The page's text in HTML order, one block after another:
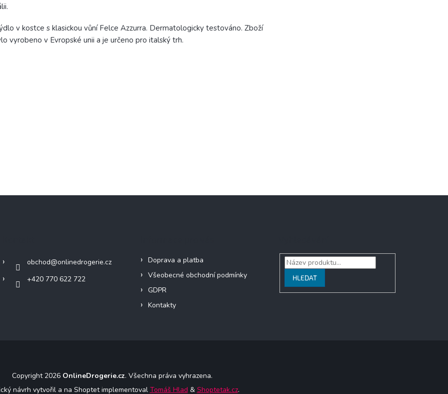
v kostce s klasickou vůní Felce Azzurra. Dermatologicky testováno. Zboží
vyrobeno v Evropské unii a je určeno pro italský trh.
obchod@onlinedrogerie.cz
+420 770 622 722
Doprava a platba
Všeobecné obchodní podmínky
GDPR
Kontakty
HLEDAT
Copyright 2026 OnlineDrogerie.cz. Všechna práva vyhrazena.
návrh vytvořil a na Shoptet implementoval Tomáš Hlad & Shoptetak.cz.